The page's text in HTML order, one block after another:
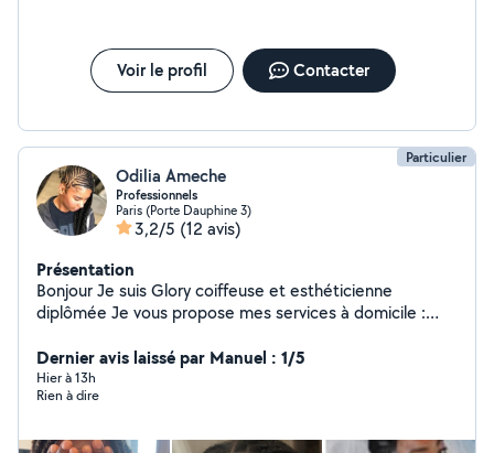
Voir le profil Contacter
Particulier
Odilia Ameche
Professionnels
Paris (Porte Dauphine 3)
3,2/5 (12 avis)
Présentation
Bonjour Je suis Glory coiffeuse et esthéticienne
diplômée Je vous propose mes services à domicile :
types de cheveux Manucure & pédicure Soins du visage
Relooking & bien-être Menege Babysitting Je me
déplace partout Travail soigné Professionnalisme
message privé pour plus d'infos ou pour prendre rendez-
Dernier avis laissé par Manuel : 1/5
Hier à 13h
Rien à dire